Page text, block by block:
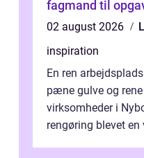
fagmand til
02 august 2026
inspiration
En ren
pæne gulve og
virksomheder i
rengøring blevet